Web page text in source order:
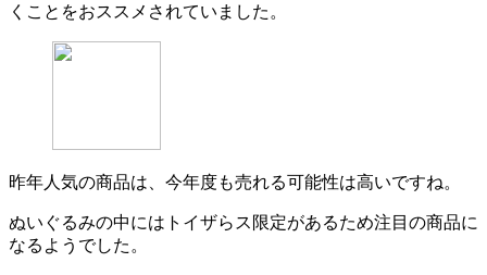
くことをおススメされていました。
昨年人気の商品は、今年度も売れる可能性は高いですね。
ぬいぐるみの中にはトイザらス限定があるため注目の商品に
なるようでした。